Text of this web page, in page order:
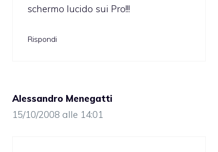
schermo lucido sui Pro!!!
Rispondi
Alessandro Menegatti
15/10/2008 alle 14:01